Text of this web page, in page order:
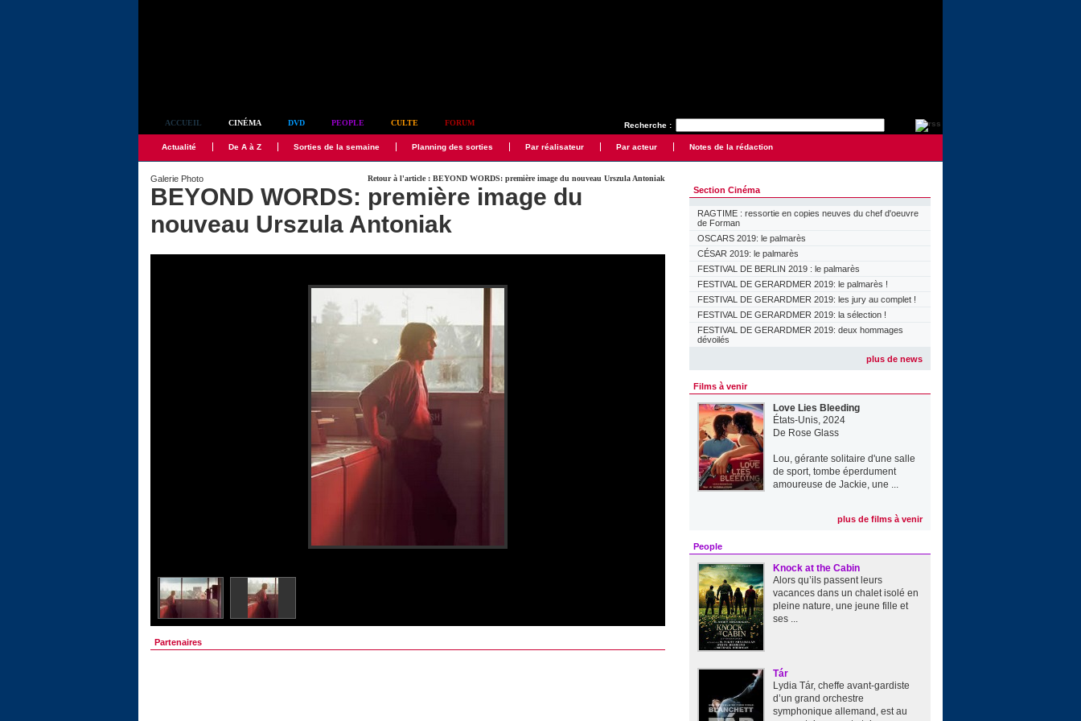
Recherche :
ACCUEIL CINÉMA DVD PEOPLE CULTE FORUM
Actualité De A à Z Sorties de la semaine Planning des sorties Par réalisateur Par acteur Notes de la rédaction
Retour à l'article : BEYOND WORDS: première image du nouveau Urszula Antoniak
Galerie Photo
BEYOND WORDS: première image du
nouveau Urszula Antoniak
Partenaires
Section Cinéma
RAGTIME : ressortie en copies neuves du chef d'oeuvre
de Forman
OSCARS 2019: le palmarès
CÉSAR 2019: le palmarès
FESTIVAL DE BERLIN 2019 : le palmarès
FESTIVAL DE GERARDMER 2019: le palmarès !
FESTIVAL DE GERARDMER 2019: les jury au complet !
FESTIVAL DE GERARDMER 2019: la sélection !
FESTIVAL DE GERARDMER 2019: deux hommages
dévoilés
plus de news
Films à venir
Love Lies Bleeding
États-Unis, 2024
De Rose Glass
Lou, gérante solitaire d'une salle
de sport, tombe éperdument
amoureuse de Jackie, une ...
plus de films à venir
People
Knock at the Cabin
Alors qu’ils passent leurs
vacances dans un chalet isolé en
pleine nature, une jeune fille et
ses ...
Tár
Lydia Tár, cheffe avant-gardiste
d’un grand orchestre
symphonique allemand, est au